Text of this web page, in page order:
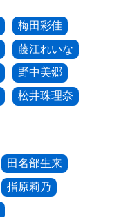
梅田彩佳
藤江れいな
野中美郷
松井珠理奈
田名部生来
指原莉乃